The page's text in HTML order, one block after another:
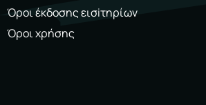
Όροι έκδοσης εισiτηρίων
Όροι χρήσης